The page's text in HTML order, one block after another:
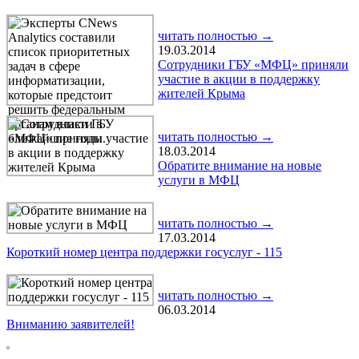
читать полностью →
19.03.2014
Сотрудники ГБУ «МФЦ» приняли
участие в акции в поддержку
жителей Крыма
читать полностью →
18.03.2014
Обратите внимание на новые
услуги в МФЦ
читать полностью →
17.03.2014
Короткий номер центра поддержки госуслуг - 115
читать полностью →
06.03.2014
Вниманию заявителей!